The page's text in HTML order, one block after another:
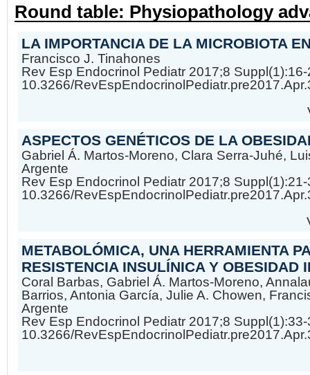
Round table: Physiopathology
LA IMPORTANCIA DE LA MICROBIOTA
Francisco J. Tinahones
Rev Esp Endocrinol Pediatr 2017;8
10.3266/
ASPECTOS GENÉTICOS DE LA
Gabriel Á. Martos-Moreno, Clara Serra-Juhé,
Argente
Rev Esp Endocrinol Pediatr 2017;8
10.3266/
METABOLÓMICA, UNA HERRAMIENTA
RESISTENCIA INSULÍNICA Y OBESIDAD
Coral Barbas, Gabriel Á. Martos-Moreno,
Barrios, Antonia García, Julie A. Chowen,
Argente
Rev Esp Endocrinol Pediatr 2017;8
10.3266/